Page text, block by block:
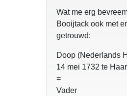
Wat me erg
Booijtack ook met
getrouwd:
Doop (Nederlands
14 mei 1732 te
=
Vader